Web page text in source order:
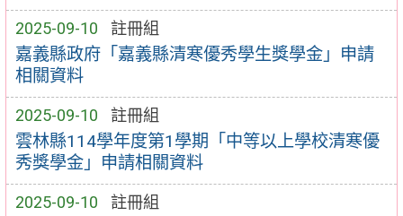
2025-09-10 註冊組
嘉義縣政府「嘉義縣清寒優秀學生獎學金」申請
相關資料
2025-09-10 註冊組
雲林縣114學年度第1學期「中等以上學校清寒優
秀獎學金」申請相關資料
2025-09-10 註冊組